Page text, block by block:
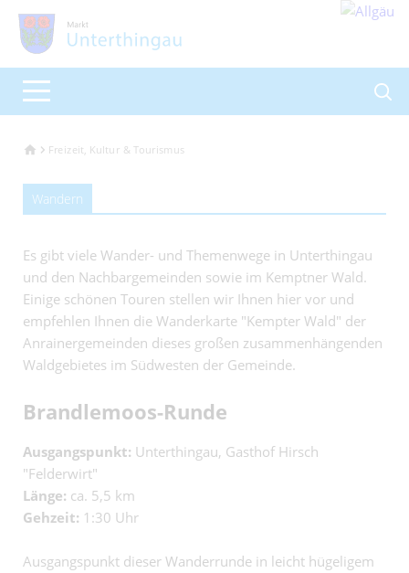
Freizeit, Kultur & Tourismus
Wandern
Es gibt viele Wander- und Themenwege in Unterthingau
und den Nachbargemeinden sowie im Kemptner Wald.
Einige schönen Touren stellen wir Ihnen hier vor und
empfehlen Ihnen die Wanderkarte "Kempter Wald" der
Anrainergemeinden dieses großen zusammenhängenden
Waldgebietes im Südwesten der Gemeinde.
Brandlemoos-Runde
Ausgangspunkt: Unterthingau, Gasthof Hirsch
"Felderwirt"
Länge: ca. 5,5 km
Gehzeit: 1:30 Uhr
Ausgangspunkt dieser Wanderrunde in leicht hügeligem